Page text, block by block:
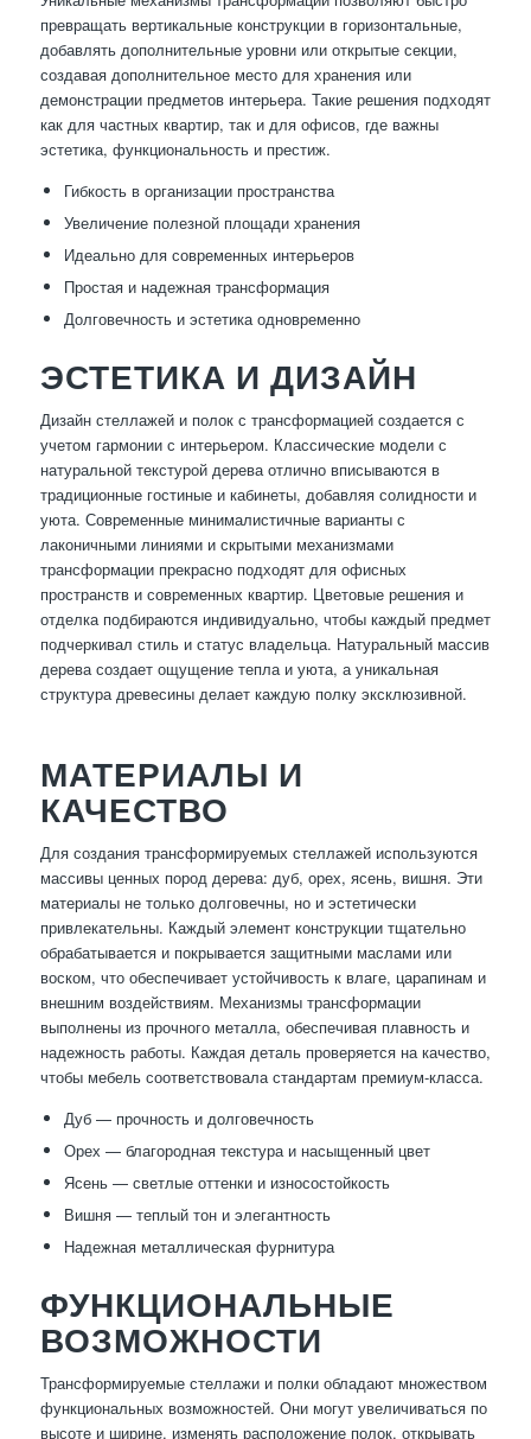
превращать вертикальные конструкции в горизонтальные,
добавлять дополнительные уровни или открытые секции,
создавая дополнительное место для хранения или
демонстрации предметов интерьера. Такие решения подходят
как для частных квартир, так и для офисов, где важны
эстетика, функциональность и престиж.
Гибкость в организации пространства
Увеличение полезной площади хранения
Идеально для современных интерьеров
Простая и надежная трансформация
Долговечность и эстетика одновременно
ЭСТЕТИКА И ДИЗАЙН
Дизайн стеллажей и полок с трансформацией создается с
учетом гармонии с интерьером. Классические модели с
натуральной текстурой дерева отлично вписываются в
традиционные гостиные и кабинеты, добавляя солидности и
уюта. Современные минималистичные варианты с
лаконичными линиями и скрытыми механизмами
трансформации прекрасно подходят для офисных
пространств и современных квартир. Цветовые решения и
отделка подбираются индивидуально, чтобы каждый предмет
подчеркивал стиль и статус владельца. Натуральный массив
дерева создает ощущение тепла и уюта, а уникальная
структура древесины делает каждую полку эксклюзивной.
МАТЕРИАЛЫ И
КАЧЕСТВО
Для создания трансформируемых стеллажей используются
массивы ценных пород дерева: дуб, орех, ясень, вишня. Эти
материалы не только долговечны, но и эстетически
привлекательны. Каждый элемент конструкции тщательно
обрабатывается и покрывается защитными маслами или
воском, что обеспечивает устойчивость к влаге, царапинам и
внешним воздействиям. Механизмы трансформации
выполнены из прочного металла, обеспечивая плавность и
надежность работы. Каждая деталь проверяется на качество,
чтобы мебель соответствовала стандартам премиум-класса.
Дуб — прочность и долговечность
Орех — благородная текстура и насыщенный цвет
Ясень — светлые оттенки и износостойкость
Вишня — теплый тон и элегантность
Надежная металлическая фурнитура
ФУНКЦИОНАЛЬНЫЕ
ВОЗМОЖНОСТИ
Трансформируемые стеллажи и полки обладают множеством
функциональных возможностей. Они могут увеличиваться по
высоте и ширине, изменять расположение полок, открывать